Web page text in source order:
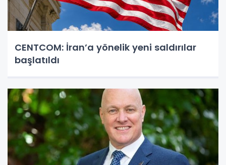
CENTCOM: İran’a yönelik yeni saldırılar
başlatıldı